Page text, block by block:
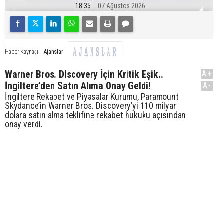
18:35 07 Ağustos 2026
Haber Kaynağı Ajanslar
Warner Bros. Discovery İçin Kritik Eşik..
İngiltere’den Satın Alıma Onay Geldi!
İngiltere Rekabet ve Piyasalar Kurumu, Paramount
Skydance’in Warner Bros. Discovery’yi 110 milyar
dolara satın alma teklifine rekabet hukuku açısından
onay verdi.
A+
A-